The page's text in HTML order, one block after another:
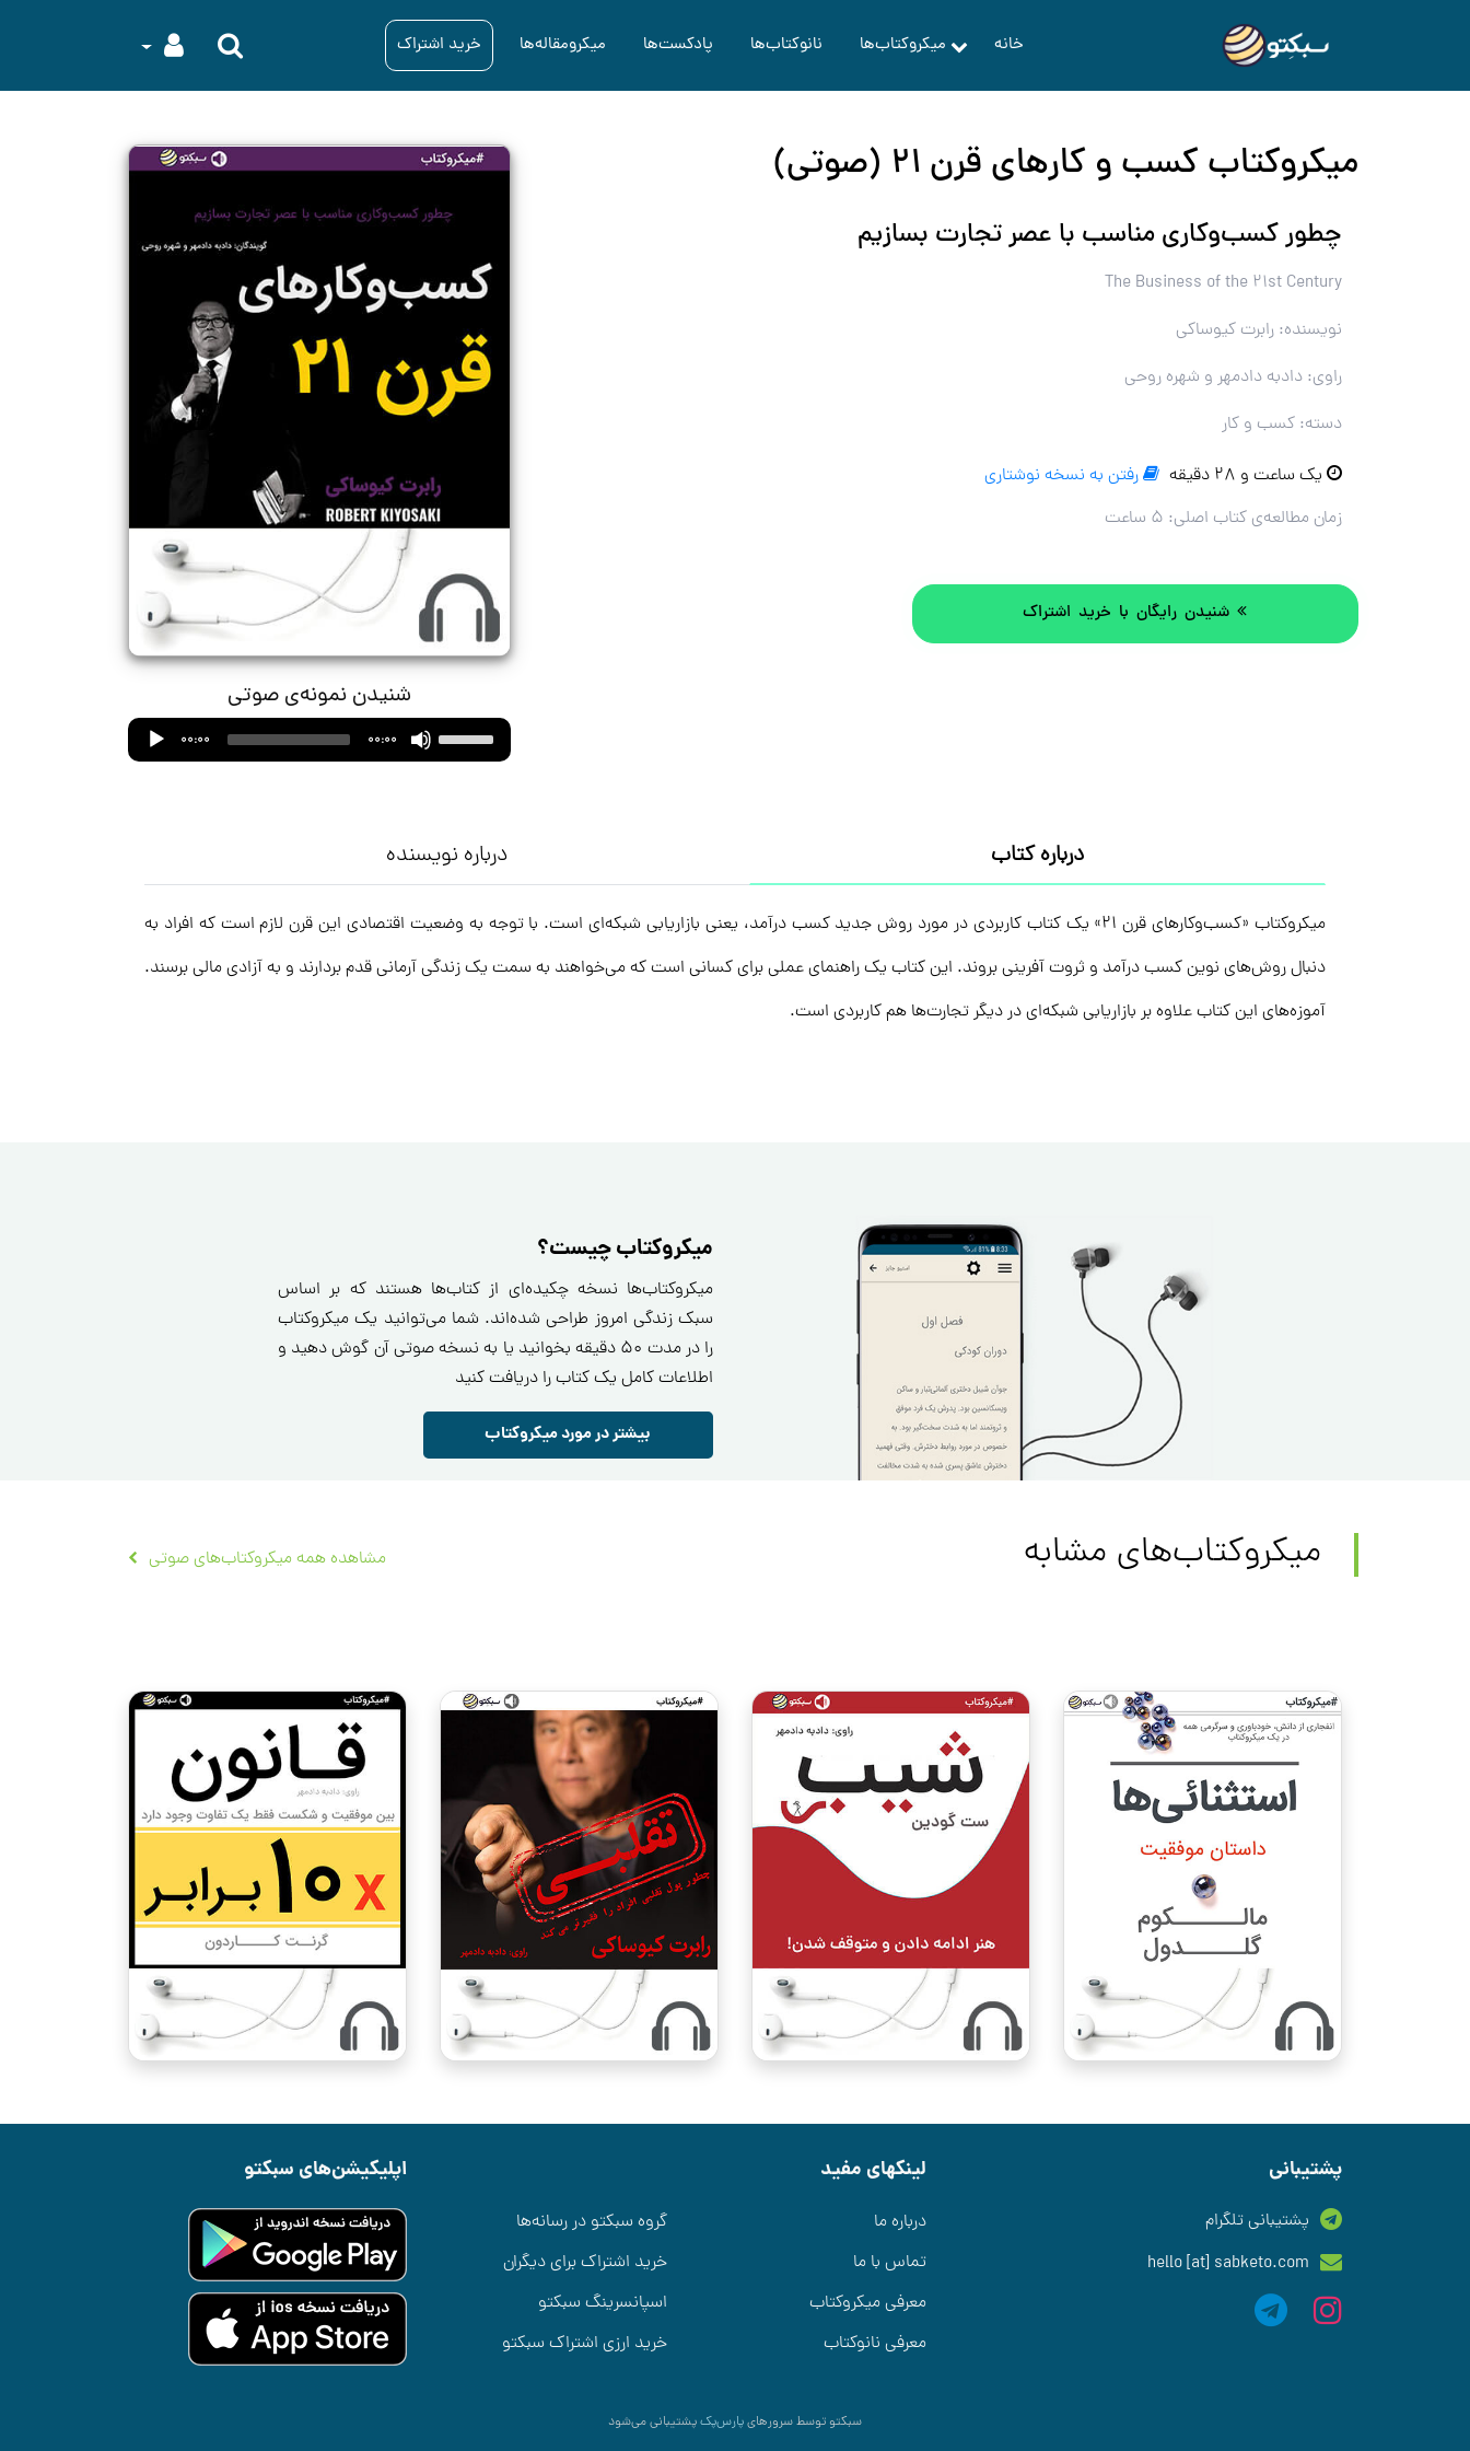
خانه میکروکتاب‌ها نانوکتاب‌ها پادکست‌ها میکرومقاله‌ها خرید اشتراک
میکروکتاب کسب و کارهای قرن ۲۱ (صوتی)
چطور کسب‌وکاری مناسب با عصر تجارت بسازیم
The Business of the 21st Century
نویسنده: رابرت کیوساکی
راوی: دادبه دادمهر و شهره روحی
دسته: کسب و کار
یک ساعت و ۲۸ دقیقه
رفتن به نسخه نوشتاری
زمان مطالعه‌ی کتاب اصلی: ۵ ساعت
شنیدن رایگان با خرید اشتراک
شنیدن نمونه‌ی صوتی
Audio
Player
00:00 00:00
Use
Up/Down
to
increase
decrease
volume.
درباره کتاب درباره نویسنده
میکروکتاب «کسب‌وکارهای قرن ۲۱» یک کتاب کاربردی در مورد روش‌ جدید کسب درآمد، یعنی بازاریابی شبکه‌ای است. با توجه به وضعیت اقتصادی این قرن لازم است که افراد به
دنبال روش‌های نوین کسب درآمد و ثروت آفرینی بروند. این کتاب یک راهنمای عملی برای کسانی است که می‌خواهند به سمت یک زندگی آرمانی قدم بردارند و به آزادی مالی برسند.
آموزه‌های این کتاب علاوه بر بازاریابی شبکه‌ای در دیگر تجارت‌ها هم کاربردی است.
میکروکتاب چیست؟
میکروکتاب‌ها نسخه چکیده‌ای از کتاب‌ها هستند که بر اساس
سبک زندگی امروز طراحی شده‌اند. شما می‌توانید یک میکروکتاب
را در مدت ۵۰ دقیقه بخوانید یا به نسخه صوتی آن گوش دهید و
اطلاعات کامل یک کتاب را دریافت کنید
بیشتر در مورد میکروکتاب
میکروکتاب‌های مشابه مشاهده همه میکروکتاب‌های صوتی
پشتیبانی
پشتیبانی تلگرام
hello [at] sabketo.com
لینکهای مفید
درباره ما
تماس با ما
معرفی میکروکتاب
معرفی نانوکتاب
گروه سبکتو در رسانه‌ها
خرید اشتراک برای دیگران
اسپانسرینگ سبکتو
خرید ارزی اشتراک سبکتو
اپلیکیشن‌های سبکتو
سبکتو توسط سرورهایپارس‌پکپشتیبانی می‌شود